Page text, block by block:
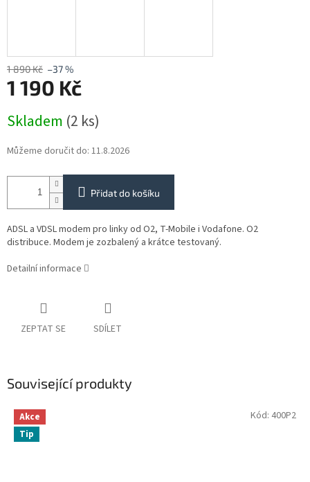
1 890 Kč –37 %
1 190 Kč
cena:
Skladem (2 ks)
Můžeme doručit do: 11.8.2026
Přidat do košíku
ADSL a VDSL modem pro linky od O2, T-Mobile i Vodafone. O2
distribuce. Modem je zozbalený a krátce testovaný.
Detailní informace
ZEPTAT SE SDÍLET
Související produkty
Akce
Tip
Kód: 400P2